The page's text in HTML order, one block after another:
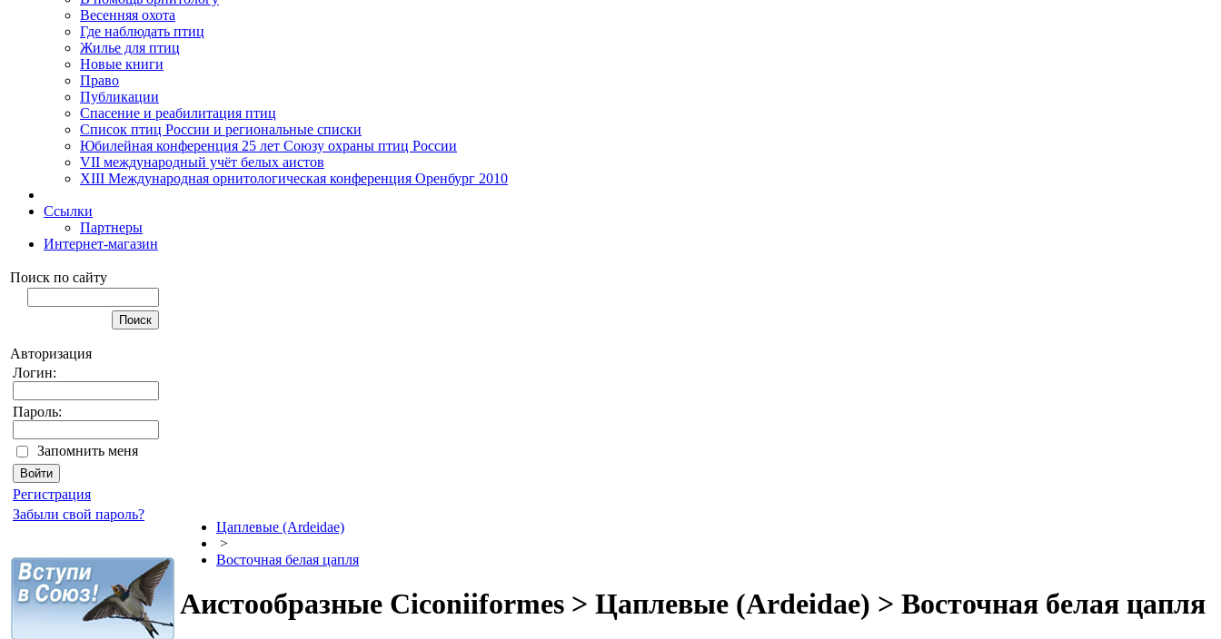
Весенняя охота
Где наблюдать птиц
Жилье для птиц
Новые книги
Право
Публикации
Спасение и реабилитация птиц
Список птиц России и региональные списки
Юбилейная конференция 25 лет Союзу охраны птиц России
VII международный учёт белых аистов
XIII Международная орнитологическая конференция Оренбург 2010
Ссылки
Партнеры
Интернет-магазин
Поиск по сайту
Авторизация
Логин:
Пароль:
Запомнить меня
Регистрация
Забыли свой пароль?
Цаплевые (Ardeidae)
>
Восточная белая цапля
Аистообразные Ciconiiformes > Цаплевые (Ardeidae) > Восточная белая цапля